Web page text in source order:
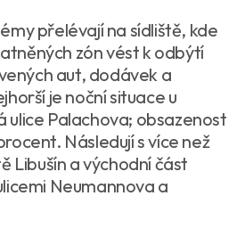
přelévají na sídliště, kde
zón vést k odbýtí
aut, dodávek a
je noční situace u
ulice Palachova; obsazenost
Následují s více než
Libušín a východní část
Neumannova a